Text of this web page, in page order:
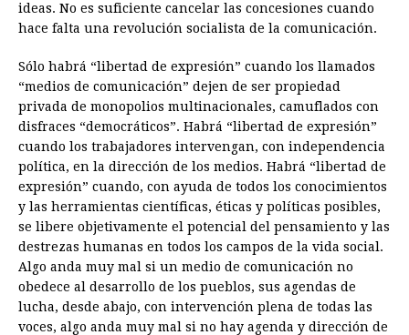
ideas. No es suficiente cancelar las concesiones cuando
hace falta una revolución socialista de la comunicación.
Sólo habrá “libertad de expresión” cuando los llamados
“medios de comunicación” dejen de ser propiedad
privada de monopolios multinacionales, camuflados con
disfraces “democráticos”. Habrá “libertad de expresión”
cuando los trabajadores intervengan, con independencia
política, en la dirección de los medios. Habrá “libertad de
expresión” cuando, con ayuda de todos los conocimientos
y las herramientas científicas, éticas y políticas posibles,
se libere objetivamente el potencial del pensamiento y las
destrezas humanas en todos los campos de la vida social.
Algo anda muy mal si un medio de comunicación no
obedece al desarrollo de los pueblos, sus agendas de
lucha, desde abajo, con intervención plena de todas las
voces, algo anda muy mal si no hay agenda y dirección de